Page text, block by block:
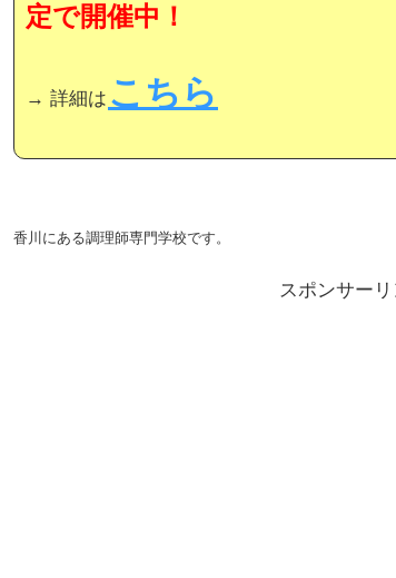
定で開催中！
→ 詳細は こちら
香川にある調理師専門学校です。
スポンサーリ